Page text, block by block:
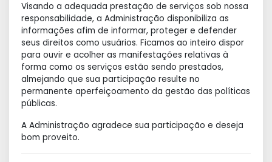
Visando a adequada prestação de serviços sob nossa
responsabilidade, a Administração disponibiliza as
informações afim de informar, proteger e defender
seus direitos como usuários. Ficamos ao inteiro dispor
para ouvir e acolher as manifestações relativas à
forma como os serviços estão sendo prestados,
almejando que sua participação resulte no
permanente aperfeiçoamento da gestão das políticas
públicas.
A Administração agradece sua participação e deseja
bom proveito.